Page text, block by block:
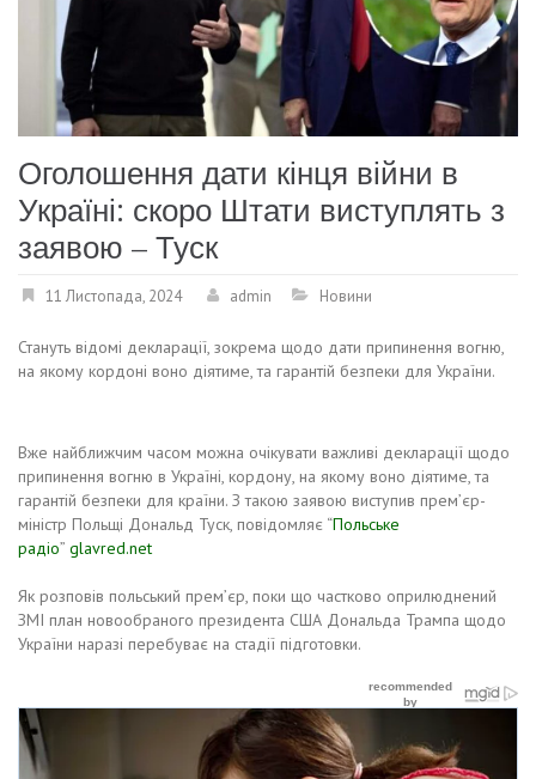
Оголошення дати кінця війни в
Україні: скоро Штати виступлять з
заявою – Туск
11 Листопада, 2024 admin Новини
Стануть відомі декларації, зокрема щодо дати припинення вогню,
на якому кордоні воно діятиме, та гарантій безпеки для України.
Вже найближчим часом можна очікувати важливі декларації щодо
припинення вогню в Україні, кордону, на якому воно діятиме, та
гарантій безпеки для країни. З такою заявою виступив премʼєр-
міністр Польщі Дональд Туск, повідомляє “Польське
радіо” glavred.net
Як розповів польський прем’єр, поки що частково оприлюднений
ЗМІ план новообраного президента США Дональда Трампа щодо
України наразі перебуває на стадії підготовки.